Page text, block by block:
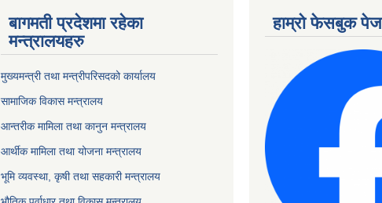
बागमती प्रदेशमा रहेका
मन्त्रालयहरु
मुख्यमन्त्री तथा मन्त्रीपरिसदको कार्यालय
सामाजिक विकास मन्त्रालय
आन्तरीक मामिला तथा कानुन मन्त्रालय
आर्थीक मामिला तथा योजना मन्त्रालय
भूमि व्यवस्था, कृषी तथा सहकारी मन्त्रालय
हाम्रो फेसबुक पेज